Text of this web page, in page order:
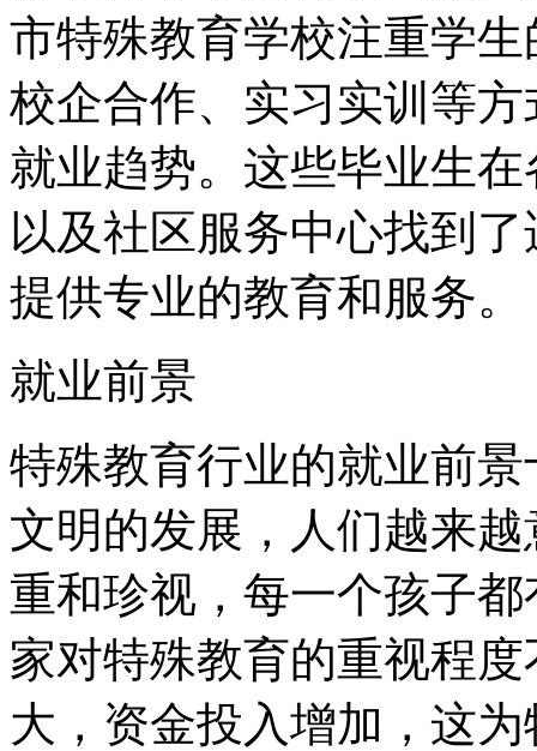
市特殊教育学校注重学
校企合作、实习实训等
就业趋势。这些毕业生
以及社区服务中心找到
提供专业的教育和服务。
就业前景
特殊教育行业的就业前
文明的发展，人们越来
重和珍视，每一个孩子
家对特殊教育的重视程
大，资金投入增加，这